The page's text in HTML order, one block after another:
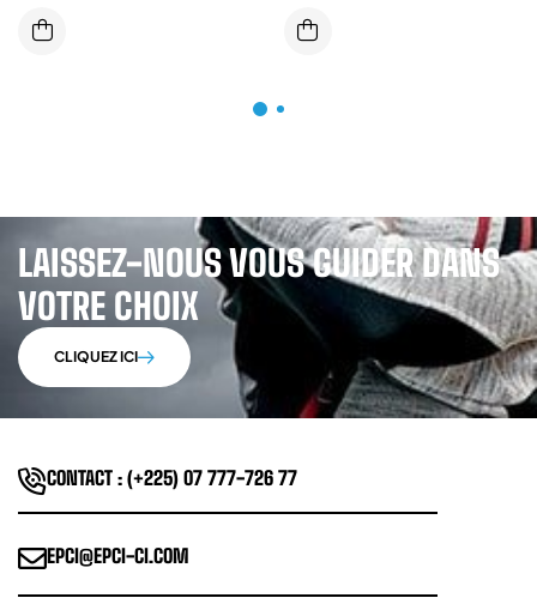
ELASTIQUE AVEC ABSORBEUR
D’ENERGIE
LAISSEZ-NOUS VOUS GUIDER DANS
VOTRE CHOIX
CLIQUEZ ICI
CONTACT : (+225) 07 777-726 77
EPCI@EPCI-CI.COM